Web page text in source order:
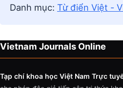
Danh mục: Từ điển Việt -
Vietnam Journals Online
Tạp chí khoa học Việt Nam Trực